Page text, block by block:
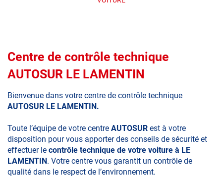
Centre de contrôle technique
AUTOSUR LE LAMENTIN
Bienvenue dans votre centre de contrôle technique
AUTOSUR LE LAMENTIN.
Toute l’équipe de votre centre AUTOSUR est à votre
disposition pour vous apporter des conseils de sécurité et
effectuer le contrôle technique de votre voiture à LE
LAMENTIN . Votre centre vous garantit un contrôle de
qualité dans le respect de l’environnement.